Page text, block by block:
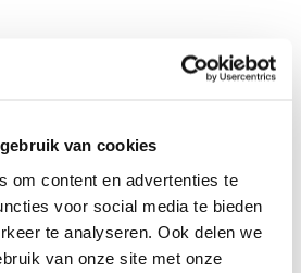
van cookies
om content en advertenties te
voor social media te bieden
te analyseren. Ook delen we
van onze site met onze